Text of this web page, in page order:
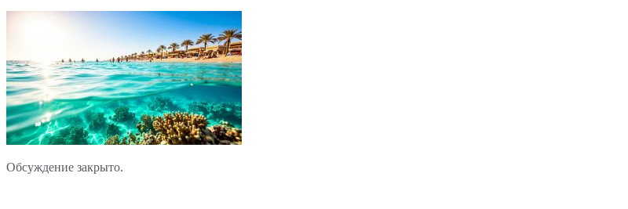
Обсуждение закрыто.